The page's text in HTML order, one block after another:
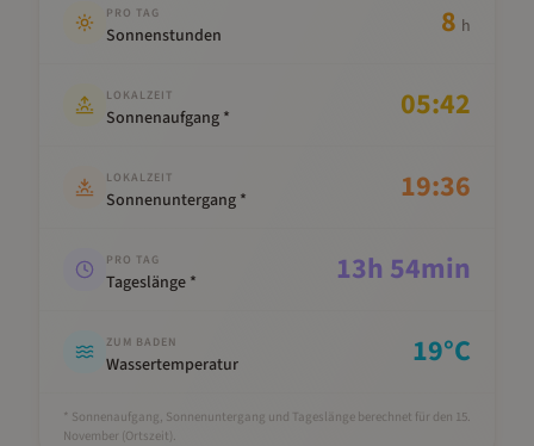
PRO TAG
Sonnenstunden 8 h
LOKALZEIT
Sonnenaufgang * 05:42
LOKALZEIT
Sonnenuntergang * 19:36
PRO TAG
Tageslänge * 13h 54min
ZUM BADEN
Wassertemperatur 19°C
* Sonnenaufgang, Sonnenuntergang und Tageslänge berechnet für den 15.
November (Ortszeit).